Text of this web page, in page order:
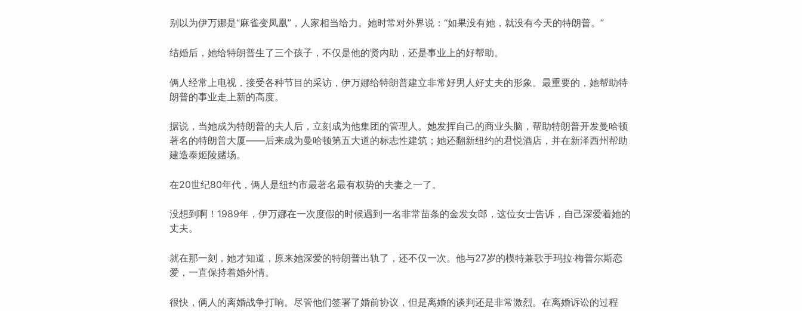
别以为伊万娜是“麻雀变凤凰”，人家相当给力。她时常对外界说：“如果没有她，就没有今天的特朗普。”
结婚后，她给特朗普生了三个孩子，不仅是他的贤内助，还是事业上的好帮助。
俩人经常上电视，接受各种节目的采访，伊万娜给特朗普建立非常好男人好丈夫的形象。最重要的，她帮助特
朗普的事业走上新的高度。
据说，当她成为特朗普的夫人后，立刻成为他集团的管理人。她发挥自己的商业头脑，帮助特朗普开发曼哈顿
著名的特朗普大厦——后来成为曼哈顿第五大道的标志性建筑；她还翻新纽约的君悦酒店，并在新泽西州帮助
建造泰姬陵赌场。
在20世纪80年代，俩人是纽约市最著名最有权势的夫妻之一了。
没想到啊！1989年，伊万娜在一次度假的时候遇到一名非常苗条的金发女郎，这位女士告诉，自己深爱着她的
丈夫。
就在那一刻，她才知道，原来她深爱的特朗普出轨了，还不仅一次。他与27岁的模特兼歌手玛拉·梅普尔斯恋
爱，一直保持着婚外情。
很快，俩人的离婚战争打响。尽管他们签署了婚前协议，但是离婚的谈判还是非常激烈。在离婚诉讼的过程